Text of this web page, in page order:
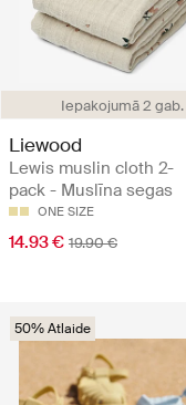
Iepakojumā 2 gab.
Liewood
Lewis muslin cloth 2-
pack - Muslīna segas
ONE SIZE
14.93 € 19.90 €
50% Atlaide